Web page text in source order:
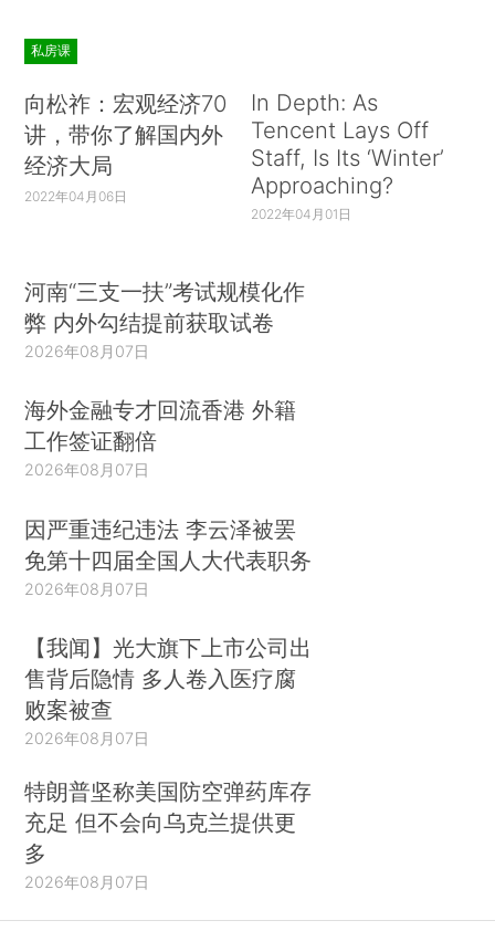
私房课
向松祚：宏观经济70
讲，带你了解国内外
经济大局
2022年04月06日
In Depth: As
Tencent Lays Off
Staff, Is Its ‘Winter’
Approaching?
2022年04月01日
河南“三支一扶”考试规模化作
弊 内外勾结提前获取试卷
2026年08月07日
海外金融专才回流香港 外籍
工作签证翻倍
2026年08月07日
因严重违纪违法 李云泽被罢
免第十四届全国人大代表职务
2026年08月07日
【我闻】光大旗下上市公司出
售背后隐情 多人卷入医疗腐
败案被查
2026年08月07日
特朗普坚称美国防空弹药库存
充足 但不会向乌克兰提供更
多
2026年08月07日